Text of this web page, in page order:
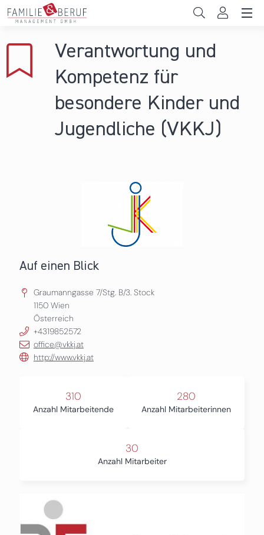
Direkt zum Inhalt
Gemeinden
Hochschulen
Persönliche Vereinbarkeit
Verantwortung und
Kompetenz für
besondere Kinder und
Jugendliche (VKKJ)
Auf einen Blick
Graumanngasse 7/Stg. B/3. Stock
1150 Wien
Österreich
+4319852572
office@vkkj.at
http://www.vkkj.at
310
Anzahl Mitarbeitende
280
Anzahl Mitarbeiterinnen
30
Anzahl Mitarbeiter